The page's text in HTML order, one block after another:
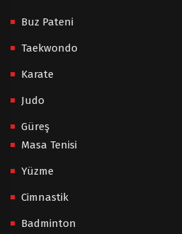
Buz Pateni
Taekwondo
Karate
Judo
Güreş
Masa Tenisi
Yüzme
Cimnastik
Badminton